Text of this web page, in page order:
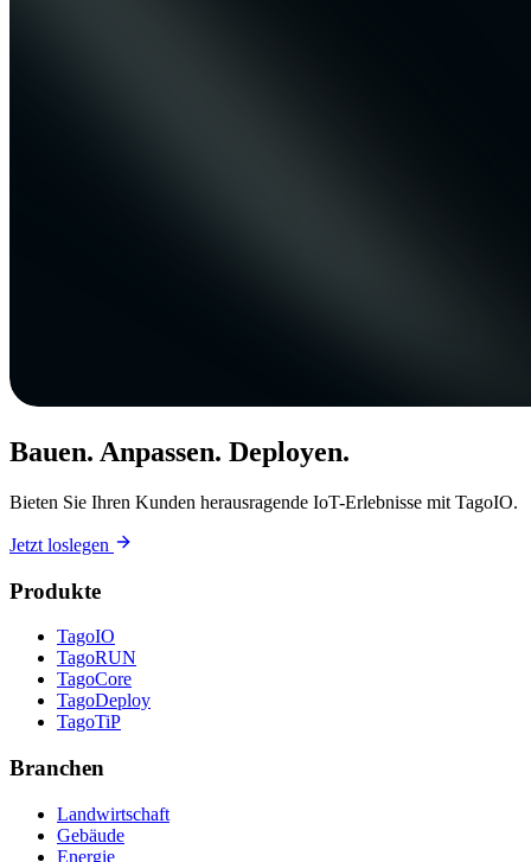
Bauen. Anpassen. Deployen.
Bieten Sie Ihren Kunden herausragende IoT-Erlebnisse mit TagoIO.
Jetzt loslegen
Produkte
TagoIO
TagoRUN
TagoCore
TagoDeploy
TagoTiP
Branchen
Landwirtschaft
Gebäude
Energie